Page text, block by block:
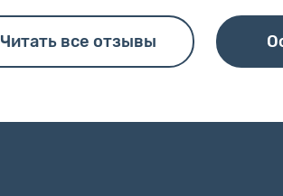
Читать все отзывы